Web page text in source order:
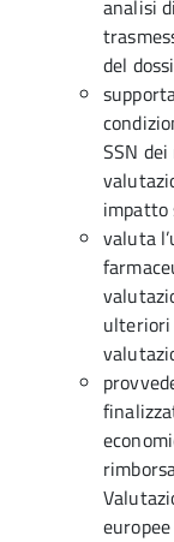
analisi
del
SSN
impatto
valuta